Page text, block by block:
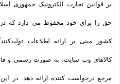
حق را برای خود محفوظ می دارد که
کشور مبنی بر ارائه اطلاعات
کالاهای وب سایت، به صورت رسمی و
مرجع درخواست کننده ارائه دهد. در